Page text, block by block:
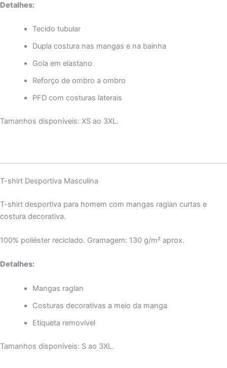
Detalhes:
Tecido tubular
Dupla costura nas mangas e na bainha
Gola em elastano
Reforço de ombro a ombro
PFD com costuras laterais
Tamanhos disponíveis: XS ao 3XL.
T-shirt Desportiva Masculina
T-shirt desportiva para homem com mangas raglan curtas e
costura decorativa.
100% poliéster reciclado. Gramagem: 130 g/m² aprox.
Detalhes:
Mangas raglan
Costuras decorativas a meio da manga
Etiqueta removível
Tamanhos disponíveis: S ao 3XL.